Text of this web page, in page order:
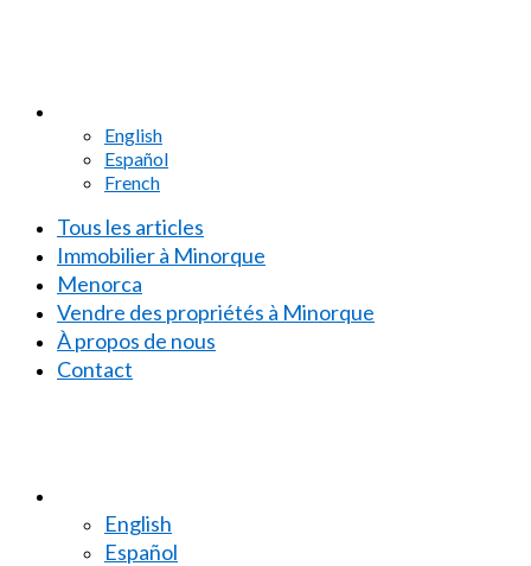
English
Español
French
Tous les articles
Immobilier à Minorque
Menorca
Vendre des propriétés à Minorque
À propos de nous
Contact
English
Español